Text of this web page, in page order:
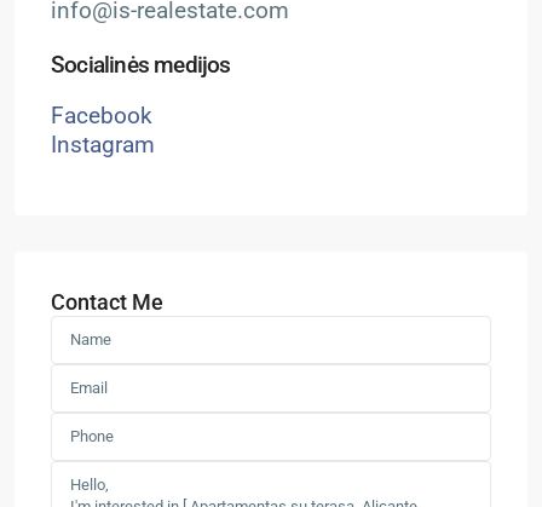
info@is-realestate.com
Socialinės medijos
Facebook
Instagram
Contact Me